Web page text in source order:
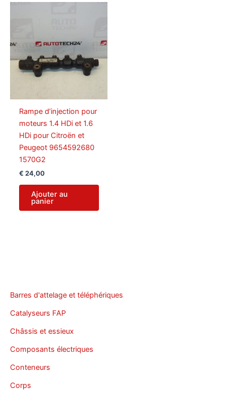
Barres d'attelage et téléphériques
Catalyseurs FAP
Châssis et essieux
Composants électriques
Conteneurs
Corps
Rampe d’injection pour
moteurs 1.4 HDi et 1.6
HDi pour Citroën et
Peugeot 9654592680
1570G2
€ 24,00
Ajouter au
panier